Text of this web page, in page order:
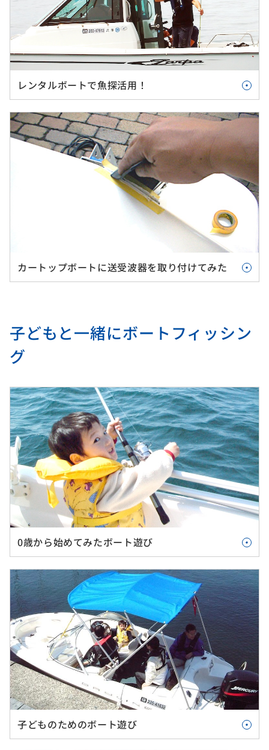
レンタルボートで魚探活用！
カートップボートに送受波器を取り付けてみた
子どもと一緒にボートフィッシン
グ
0歳から始めてみたボート遊び
子どものためのボート遊び